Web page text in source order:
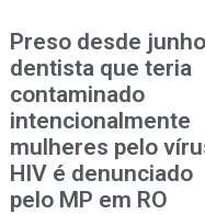
Preso desde
dentista que teria
contaminado
intencionalmente
mulheres pelo
HIV é denunciado
pelo MP em RO